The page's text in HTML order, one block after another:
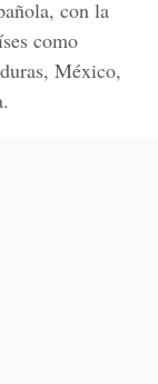
con la
como
México,